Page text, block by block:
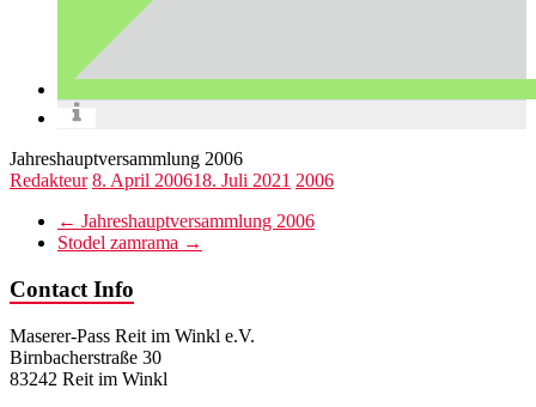
Jahreshauptversammlung 2006
Redakteur 8. April 200618. Juli 2021 2006
← Jahreshauptversammlung 2006
Stodel zamrama →
Contact Info
Maserer-Pass Reit im Winkl e.V.
Birnbacherstraße 30
83242 Reit im Winkl